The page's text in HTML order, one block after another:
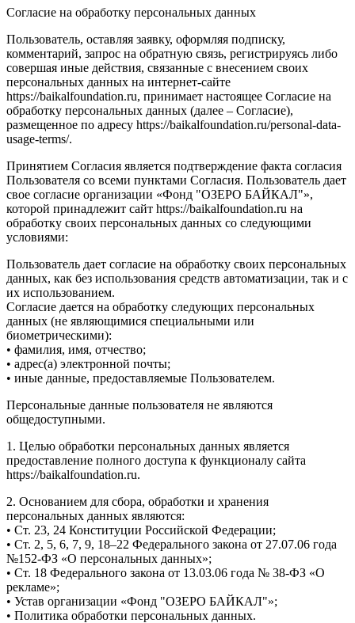
Согласие на обработку персональных данных
Пользователь, оставляя заявку, оформляя подписку,
комментарий, запрос на обратную связь, регистрируясь либо
совершая иные действия, связанные с внесением своих
персональных данных на интернет-сайте
https://baikalfoundation.ru, принимает настоящее Согласие на
обработку персональных данных (далее – Согласие),
размещенное по адресу https://baikalfoundation.ru/personal-data-
usage-terms/.
Принятием Согласия является подтверждение факта согласия
Пользователя со всеми пунктами Согласия. Пользователь дает
свое согласие организации «Фонд "ОЗЕРО БАЙКАЛ"»,
которой принадлежит сайт https://baikalfoundation.ru на
обработку своих персональных данных со следующими
условиями:
Пользователь дает согласие на обработку своих персональных
данных, как без использования средств автоматизации, так и с
их использованием.
Согласие дается на обработку следующих персональных
данных (не являющимися специальными или
биометрическими):
• фамилия, имя, отчество;
• адрес(а) электронной почты;
• иные данные, предоставляемые Пользователем.
Персональные данные пользователя не являются
общедоступными.
1. Целью обработки персональных данных является
предоставление полного доступа к функционалу сайта
https://baikalfoundation.ru.
2. Основанием для сбора, обработки и хранения
персональных данных являются:
• Ст. 23, 24 Конституции Российской Федерации;
• Ст. 2, 5, 6, 7, 9, 18–22 Федерального закона от 27.07.06 года
№152-ФЗ «О персональных данных»;
• Ст. 18 Федерального закона от 13.03.06 года № 38-ФЗ «О
рекламе»;
• Устав организации «Фонд "ОЗЕРО БАЙКАЛ"»;
• Политика обработки персональных данных.